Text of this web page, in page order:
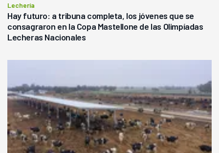
Lechería
Hay futuro: a tribuna completa, los jóvenes que se
consagraron en la Copa Mastellone de las Olimpíadas
Lecheras Nacionales